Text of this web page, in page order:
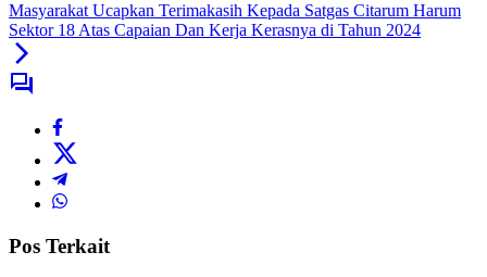
Masyarakat Ucapkan Terimakasih Kepada Satgas Citarum Harum
Sektor 18 Atas Capaian Dan Kerja Kerasnya di Tahun 2024
Pos Terkait